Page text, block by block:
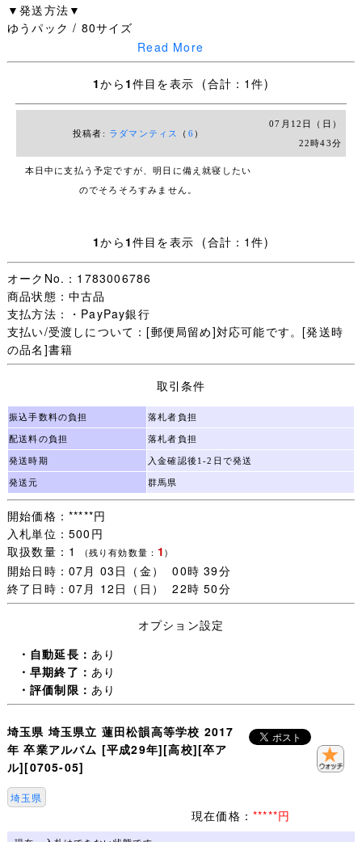
▼発送方法▼
ゆうパック / 80サイズ
▼同梱について▼
複数商品をご落札の場合、ご希望がございましたら可能な
送料を抑えるよう、なるべくコンパクトな梱包を心がけま
▼ご注意▼
落札後３日以内にご入金をお願いしております。
商品の性質上、落札後のキャンセルや返品はお断りいたし
ます。
Read More
1から 1件目を表示 (合計：1件)
投稿者: ラダマンティス （ 6 ）
07月12日（日）
22時43分
本日中に支払う予定ですが、明日に備え就寝したい
のでそろそろすみません。
1から 1件目を表示 (合計：1件)
オークNo.：1783006786
商品状態：中古品
支払方法：・PayPay銀行
支払い/受渡しについて：[郵便局留め]対応可能です。[発送時
の品名]書籍
取引条件
振込手数料の負担 落札者負担
配送料の負担 落札者負担
発送時期 入金確認後1-2日で発送
発送元 群馬県
開始価格：*****円
入札単位：500円
取扱数量：1
(残り有効数量： 1)
開始日時：07月 03日（金） 00時 39分
終了日時：07月 12日（日） 22時 50分
オプション設定
・自動延長： あり
・早期終了： あり
・評価制限： あり
埼玉県 埼玉県立 蓮田松韻高等学校 2017
年 卒業アルバム [平成29年][高校][卒ア
ル][0705-05]
埼玉県
現在価格： *****円